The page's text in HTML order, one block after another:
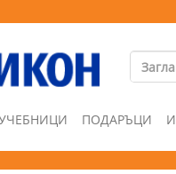
ПОДАРЪЦИ